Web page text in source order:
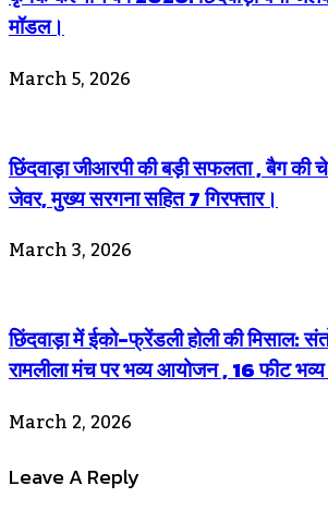
मॉडल।
March 5, 2026
छिंदवाड़ा जीआरपी की बड़ी सफलता , बैग
जेवर, मुख्य सरगना सहित 7 गिरफ्तार।
March 3, 2026
छिंदवाड़ा में ईको-फ्रेंडली होली की मिसाल:
रामलीला मंच पर भव्य आयोजन , 16 फीट
March 2, 2026
Leave A Reply